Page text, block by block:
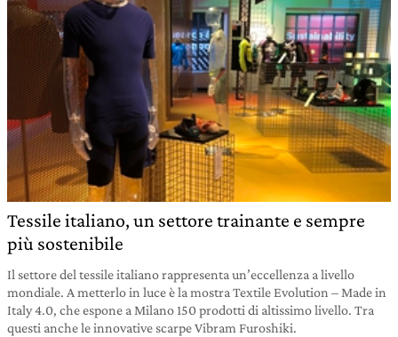
Tessile italiano, un settore trainante e sempre
più sostenibile
Il settore del tessile italiano rappresenta un’eccellenza a livello
mondiale. A metterlo in luce è la mostra Textile Evolution – Made in
Italy 4.0, che espone a Milano 150 prodotti di altissimo livello. Tra
questi anche le innovative scarpe Vibram Furoshiki.